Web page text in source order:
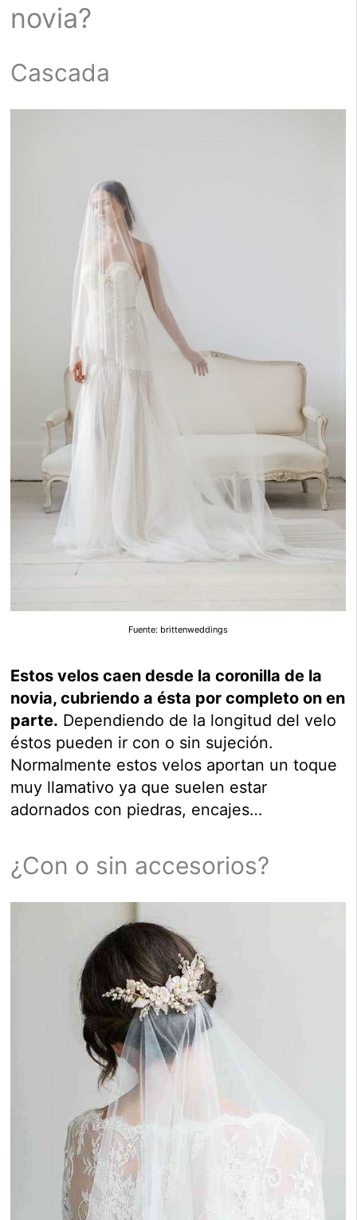
novia?
Cascada
Fuente: brittenweddings
Estos velos caen desde la coronilla de la
novia, cubriendo a ésta por completo on en
parte. Dependiendo de la longitud del velo
éstos pueden ir con o sin sujeción.
Normalmente estos velos aportan un toque
muy llamativo ya que suelen estar
adornados con piedras, encajes…
¿Con o sin accesorios?